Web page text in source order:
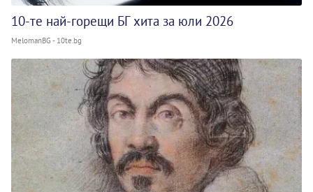
10-те най-горещи БГ хита за юли 2026
MelomanBG - 10te.bg